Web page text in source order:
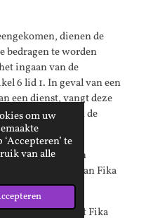
om uw
te
van alle
dienen de
bedragen te worden
ingaan van de
6 lid 1. In geval van een
een dienst, vangt deze
bevestiging van de
onjuistheden in
onverwijld aan Fika
consument heeft Fika